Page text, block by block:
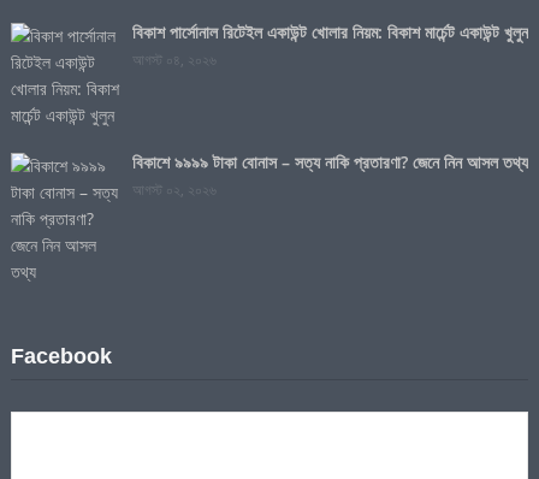
বিকাশ পার্সোনাল রিটেইল একাউন্ট খোলার নিয়ম: বিকাশ মার্চেন্ট একাউন্ট খুলুন
আগস্ট ০৪, ২০২৬
বিকাশে ৯৯৯৯ টাকা বোনাস – সত্য নাকি প্রতারণা? জেনে নিন আসল তথ্য
আগস্ট ০২, ২০২৬
Facebook